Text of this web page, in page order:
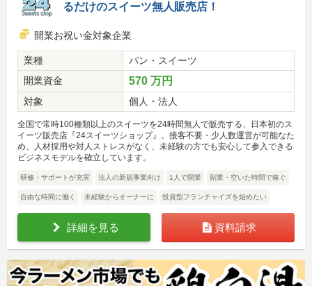
るだけのスイーツ無人販売店！
開業お祝い金対象企業
業種
パン・スイーツ
開業資金
570 万円
対象 個人・法人
全国で常時100種類以上のスイーツを24時間無人で販売する、日本初のス
イーツ販売店『24スイーツショップ』。接客不要・少人数運営が可能なた
め、人材採用や対人ストレスがなく、未経験の方でも安心して参入できる
ビジネスモデルを確立しています。
研修・サポートが充実 法人の新規事業向け 1人で開業 副業・空いた時間で稼ぐ
自由な時間に働く 未経験からオーナーに 投資型フランチャイズを始めたい
詳細を見る 資料請求